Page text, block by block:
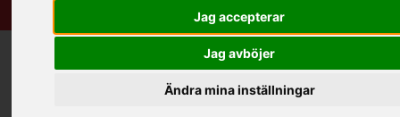
Jag accepterar
Jag avböjer
Ändra mina inställningar
/ RSK-Kategorier / Rördelar & Kopplingar
/
Av aluminium / 3 anslutningar